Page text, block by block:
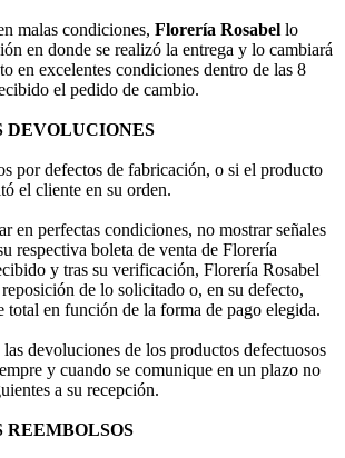
malas condiciones, Florería Rosabel lo
en donde se realizó la entrega y lo cambiará
en excelentes condiciones dentro de las 8
el pedido de cambio.
DEVOLUCIONES
por defectos de fabricación, o si el producto
el cliente en su orden.
en perfectas condiciones, no mostrar señales
respectiva boleta de venta de Florería
y tras su verificación, Florería Rosabel
de lo solicitado o, en su defecto,
total en función de la forma de pago elegida.
devoluciones de los productos defectuosos
y cuando se comunique en un plazo no
a su recepción.
REEMBOLSOS